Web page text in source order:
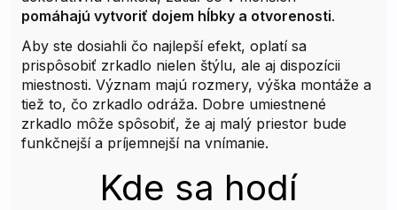
pomáhajú vytvoriť dojem hĺbky a otvorenosti.
Aby ste dosiahli čo najlepší efekt, oplatí sa
prispôsobiť zrkadlo nielen štýlu, ale aj dispozícii
miestnosti. Význam majú rozmery, výška montáže a
tiež to, čo zrkadlo odráža. Dobre umiestnené
zrkadlo môže spôsobiť, že aj malý priestor bude
funkčnejší a príjemnejší na vnímanie.
Kde sa hodí